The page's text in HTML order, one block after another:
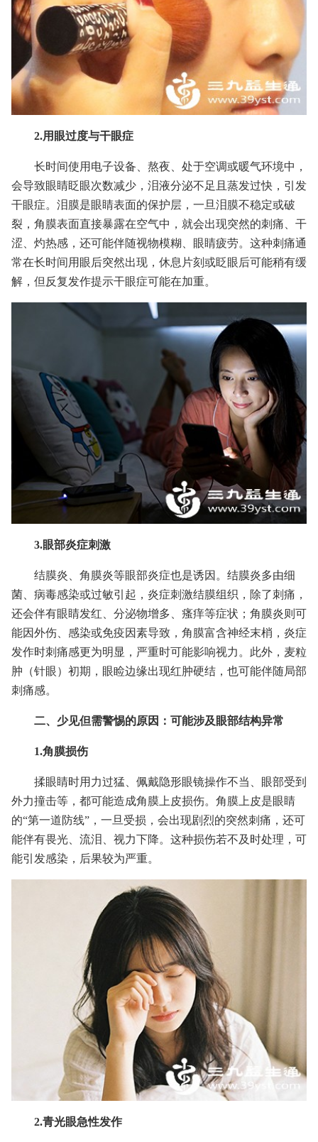
2.用眼过度与干眼症
长时间使用电子设备、熬夜、处于空调或暖气环境中，
会导致眼睛眨眼次数减少，泪液分泌不足且蒸发过快，引发
干眼症。泪膜是眼睛表面的保护层，一旦泪膜不稳定或破
裂，角膜表面直接暴露在空气中，就会出现突然的刺痛、干
涩、灼热感，还可能伴随视物模糊、眼睛疲劳。这种刺痛通
常在长时间用眼后突然出现，休息片刻或眨眼后可能稍有缓
解，但反复发作提示干眼症可能在加重。
3.眼部炎症刺激
结膜炎、角膜炎等眼部炎症也是诱因。结膜炎多由细
菌、病毒感染或过敏引起，炎症刺激结膜组织，除了刺痛，
还会伴有眼睛发红、分泌物增多、瘙痒等症状；角膜炎则可
能因外伤、感染或免疫因素导致，角膜富含神经末梢，炎症
发作时刺痛感更为明显，严重时可能影响视力。此外，麦粒
肿（针眼）初期，眼睑边缘出现红肿硬结，也可能伴随局部
刺痛感。
二、少见但需警惕的原因：可能涉及眼部结构异常
1.角膜损伤
揉眼睛时用力过猛、佩戴隐形眼镜操作不当、眼部受到
外力撞击等，都可能造成角膜上皮损伤。角膜上皮是眼睛
的“第一道防线”，一旦受损，会出现剧烈的突然刺痛，还可
能伴有畏光、流泪、视力下降。这种损伤若不及时处理，可
能引发感染，后果较为严重。
2.青光眼急性发作